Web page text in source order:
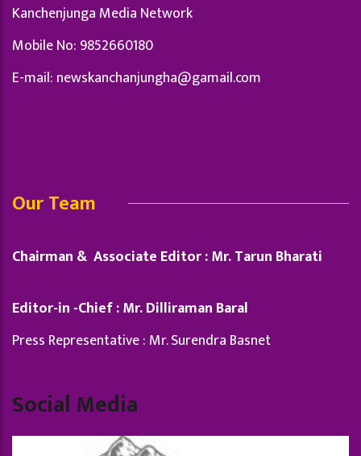
Kanchenjunga Media Network
Mobile No: 9852660180
E-mail: newskanchanjungha@gamail.com
Our Team
Chairman & Associate Editor : Mr. Tarun Bharati
Editor-in -Chief : Mr. Dilliraman Baral
Press Representative : Mr. Surendra Basnet
Social Media